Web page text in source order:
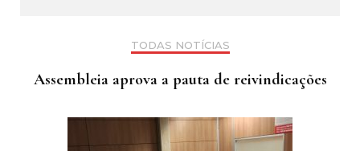
TODAS NOTÍCIAS
Assembleia aprova a pauta de reivindicações